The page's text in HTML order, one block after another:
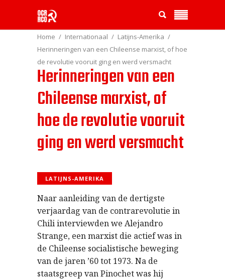
Home Internationaal
Latijns-Amerika
Herinneringen van een Chileense marxist, of hoe
de revolutie vooruit ging en werd versmacht
Herinneringen van een
Chileense marxist, of
hoe de revolutie vooruit
ging en werd versmacht
LATIJNS-AMERIKA
Naar aanleiding van de dertigste
verjaardag van de contrarevolutie in
Chili interviewden we Alejandro
Strange, een marxist die actief was in
de Chileense socialistische beweging
van de jaren ’60 tot 1973. Na de
staatsgreep van Pinochet was hij